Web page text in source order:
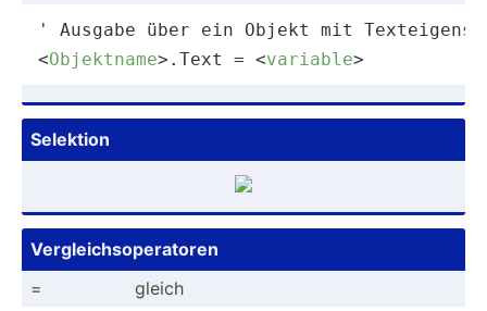
<Objektname> .Text = <variable>
Selektion
Vergle­ich­sop­era­toren
=
gleich